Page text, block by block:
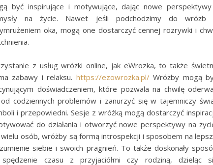
być inspirujące i motywujące, dając nowe
na życie. Nawet jeśli podchodzimy do wróżb
oka, mogą one dostarczyć cennej rozrywki i
z usług wróżki online, jak eWrozka, to także
zabawy i relaksu. https://ezowrozka.pl/Wróżby mogą
doświadczeniem, które pozwala na chwilę
codziennych problemów i zanurzyć się w tajemniczy
i przepowiedni. Sesje z wróżką mogą dostarczyć
do działania i otworzyć nowe perspektywy na
wielu osób, wróżby są formą introspekcji i sposobem na
siebie i swoich pragnień. To także doskonały
czasu z przyjaciółmi czy rodziną, dzieląc